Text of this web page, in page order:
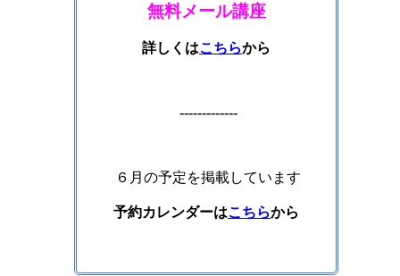
無料メール講座
詳しくはこちらから
-------------
６月の予定を掲載しています
予約カレンダーはこちらから